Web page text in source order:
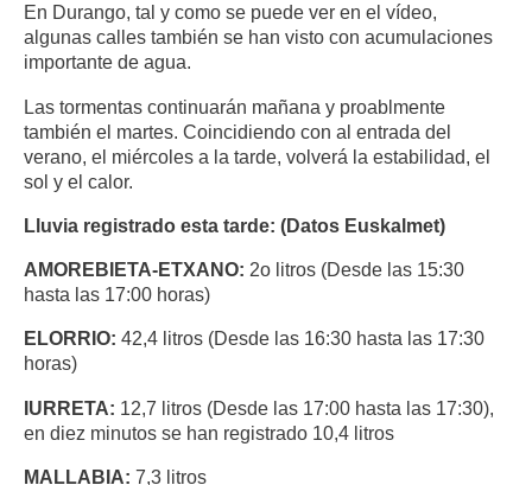
En Durango, tal y como se puede ver en el vídeo,
algunas calles también se han visto con acumulaciones
importante de agua.
Las tormentas continuarán mañana y proablmente
también el martes. Coincidiendo con al entrada del
verano, el miércoles a la tarde, volverá la estabilidad, el
sol y el calor.
Lluvia registrado esta tarde: (Datos Euskalmet)
AMOREBIETA-ETXANO: 2o litros (Desde las 15:30
hasta las 17:00 horas)
ELORRIO: 42,4 litros (Desde las 16:30 hasta las 17:30
horas)
IURRETA: 12,7 litros (Desde las 17:00 hasta las 17:30),
en diez minutos se han registrado 10,4 litros
MALLABIA: 7,3 litros